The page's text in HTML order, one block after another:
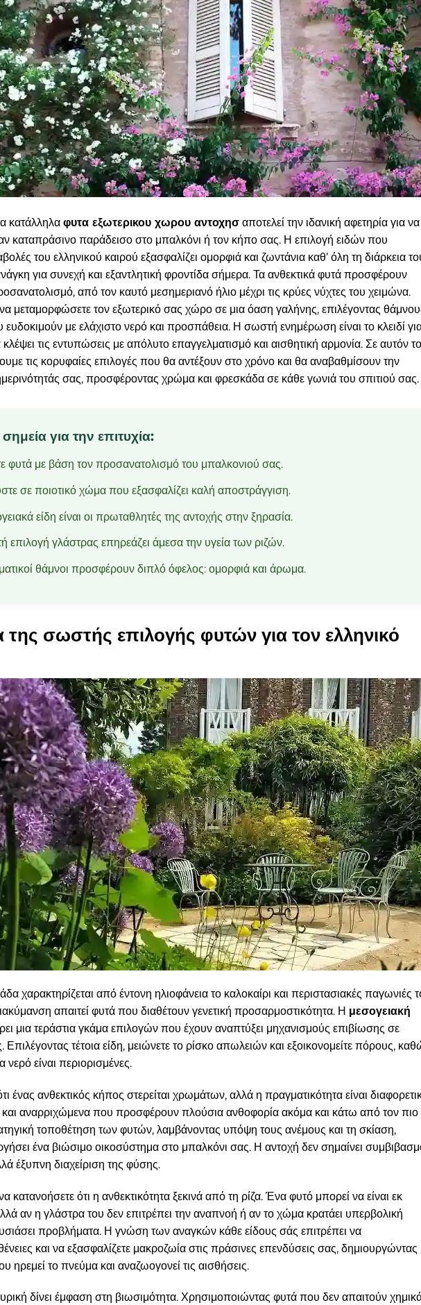
κατάλληλα φυτα εξωτερικου χωρου αντοχησ αποτελεί την ιδανική αφετηρία για να
καταπράσινο παράδεισο στο μπαλκόνι ή τον κήπο σας. Η επιλογή ειδών που
του ελληνικού καιρού εξασφαλίζει ομορφιά και ζωντάνια καθ’ όλη τη διάρκεια
για συνεχή και εξαντλητική φροντίδα σήμερα. Τα ανθεκτικά φυτά προσφέρουν
από τον καυτό μεσημεριανό ήλιο μέχρι τις κρύες νύχτες του χειμώνα.
μεταμορφώσετε τον εξωτερικό σας χώρο σε μια όαση γαλήνης, επιλέγοντας
ευδοκιμούν με ελάχιστο νερό και προσπάθεια. Η σωστή ενημέρωση είναι το κλειδί
τις εντυπώσεις με απόλυτο επαγγελματισμό και αισθητική αρμονία. Σε αυτόν
τις κορυφαίες επιλογές που θα αντέξουν στο χρόνο και θα αναβαθμίσουν την
σας, προσφέροντας χρώμα και φρεσκάδα σε κάθε γωνιά του σπιτιού σας.
για την επιτυχία:
φυτά με βάση τον προσανατολισμό του μπαλκονιού σας.
σε ποιοτικό χώμα που εξασφαλίζει καλή αποστράγγιση.
είδη είναι οι πρωταθλητές της αντοχής στην ξηρασία.
επιλογή γλάστρας επηρεάζει άμεσα την υγεία των ριζών.
θάμνοι προσφέρουν διπλό όφελος: ομορφιά και άρωμα.
σωστής επιλογής φυτών για τον ελληνικό
χαρακτηρίζεται από έντονη ηλιοφάνεια το καλοκαίρι και περιστασιακές παγωνιές
απαιτεί φυτά που διαθέτουν γενετική προσαρμοστικότητα. Η μεσογειακή
μια τεράστια γκάμα επιλογών που έχουν αναπτύξει μηχανισμούς επιβίωσης σε
Επιλέγοντας τέτοια είδη, μειώνετε το ρίσκο απωλειών και εξοικονομείτε πόρους,
νερό είναι περιορισμένες.
ένας ανθεκτικός κήπος στερείται χρωμάτων, αλλά η πραγματικότητα είναι
αναρριχώμενα που προσφέρουν πλούσια ανθοφορία ακόμα και κάτω από τον πιο
τοποθέτηση των φυτών, λαμβάνοντας υπόψη τους ανέμους και τη σκίαση,
ένα βιώσιμο οικοσύστημα στο μπαλκόνι σας. Η αντοχή δεν σημαίνει
έξυπνη διαχείριση της φύσης.
κατανοήσετε ότι η ανθεκτικότητα ξεκινά από τη ρίζα. Ένα φυτό μπορεί να είναι εκ
αν η γλάστρα του δεν επιτρέπει την αναπνοή ή αν το χώμα κρατάει υπερβολική
προβλήματα. Η γνώση των αναγκών κάθε είδους σάς επιτρέπει να
και να εξασφαλίζετε μακροζωία στις πράσινες επενδύσεις σας, δημιουργώντας
ηρεμεί το πνεύμα και αναζωογονεί τις αισθήσεις.
δίνει έμφαση στη βιωσιμότητα. Χρησιμοποιώντας φυτά που δεν απαιτούν